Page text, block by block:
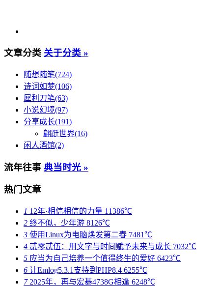
文章分类 关于分类 »
随想随笔(724)
诗词如梦(106)
犀利刀笔(63)
小说幻境(97)
分享成长(191)
翩跹世界(16)
闲人酒馆(2)
流年往事 典当时光 »
热门文章
1 12年·相信相信的力量 11386℃
2 终不似，少年游 8126℃
3 使用Linux为电脑焕发第二春 7481℃
4 贰零贰伍：用文字与时间赋予未来与成长 7032℃
5 应当为自己培养一个值得终生的爱好 6423℃
6 让Emlog5.3.1支持到PHP8.4 6255℃
72025年，再与宏碁4738G相逢 6248℃